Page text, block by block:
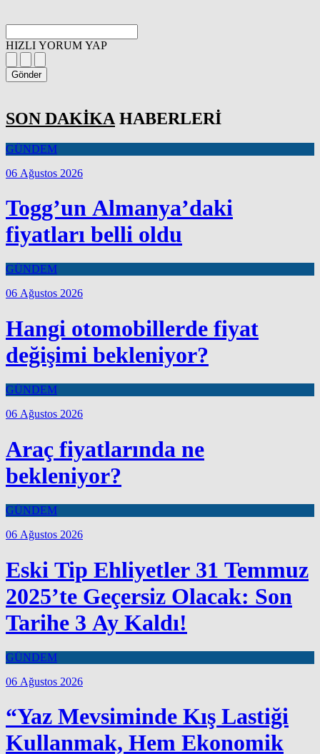
HIZLI YORUM YAP
Gönder
SON DAKİKA HABERLERİ
GÜNDEM
06 Ağustos 2026
Togg’un Almanya’daki
fiyatları belli oldu
GÜNDEM
06 Ağustos 2026
Hangi otomobillerde fiyat
değişimi bekleniyor?
GÜNDEM
06 Ağustos 2026
Araç fiyatlarında ne
bekleniyor?
GÜNDEM
06 Ağustos 2026
Eski Tip Ehliyetler 31 Temmuz
2025’te Geçersiz Olacak: Son
Tarihe 3 Ay Kaldı!
GÜNDEM
06 Ağustos 2026
“Yaz Mevsiminde Kış Lastiği
Kullanmak, Hem Ekonomik